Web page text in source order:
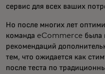
сервис для всех ваших
Но после многих лет
команда eCommerce была
рекомендаций
тем, что ожидается как
после теста по